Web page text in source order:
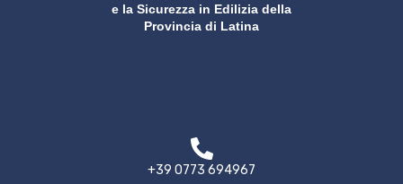
e la Sicurezza in Edilizia della
Provincia di Latina
+39 0773 694967